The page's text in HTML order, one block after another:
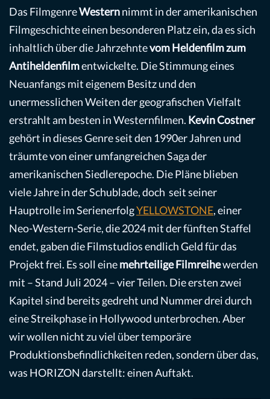
Das FilmgenreWesternnimmt in der amerikanischen
Filmgeschichte einen besonderen Platz ein, da es sich
inhaltlich über die Jahrzehntevom Heldenfilm zum
Antiheldenfilmentwickelte. Die Stimmung eines
Neuanfangs mit eigenem Besitz und den
unermesslichen Weiten der geografischen Vielfalt
erstrahlt am besten in Westernfilmen. Kevin Costner
gehört in dieses Genre seit den 1990er Jahren und
träumte von einer umfangreichen Saga der
amerikanischen Siedlerepoche. Die Pläne blieben
viele Jahre in der Schublade, doch seit seiner
Hauptrolle im SerienerfolgYELLOWSTONE, einer
Neo-Western-Serie, die 2024 mit der fünften Staffel
endet, gaben die Filmstudios endlich Geld für das
Projekt frei. Es soll einemehrteilige Filmreihewerden
mit – Stand Juli 2024 – vier Teilen. Die ersten zwei
Kapitel sind bereits gedreht und Nummer drei durch
eine Streikphase in Hollywood unterbrochen. Aber
wir wollen nicht zu viel über temporäre
Produktionsbefindlichkeiten reden, sondern über das,
was HORIZON darstellt: einen Auftakt.